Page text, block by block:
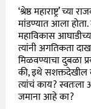
‘श्रेष्ठ महाराष्ट्र’
मांडण्यात आला होता.
महाविकास
त्यांनी अगतिकता
मिळवण्याचा दुबळा
की, इथे
त्यांचं काय?
जमाना आहे का?